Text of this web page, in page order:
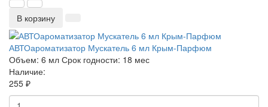
В корзину
АВТОароматизатор Мускатель 6 мл Крым-Парфюм
Объем: 6 мл Срок годности: 18 мес
Наличие:
255 ₽